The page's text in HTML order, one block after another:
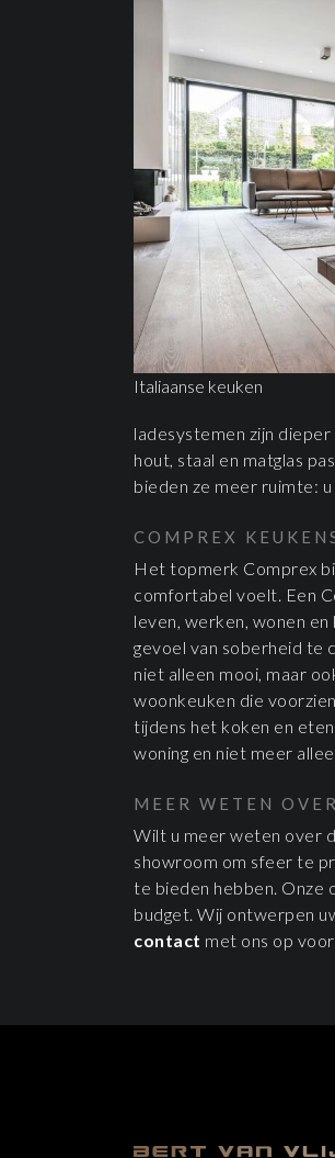
Italiaanse keuken
ladesystemen zijn
hout, staal en matglas
bieden ze meer ruimte:
COMPREX
Het topmerk Comprex
comfortabel voelt. Een
leven, werken, wonen
gevoel van soberheid te
niet alleen mooi, maar
woonkeuken die
tijdens het koken en
woning en niet meer
MEER WETEN
Wilt u meer weten over
showroom om sfeer te
te bieden hebben. Onze
budget. Wij ontwerpen
contact met ons op